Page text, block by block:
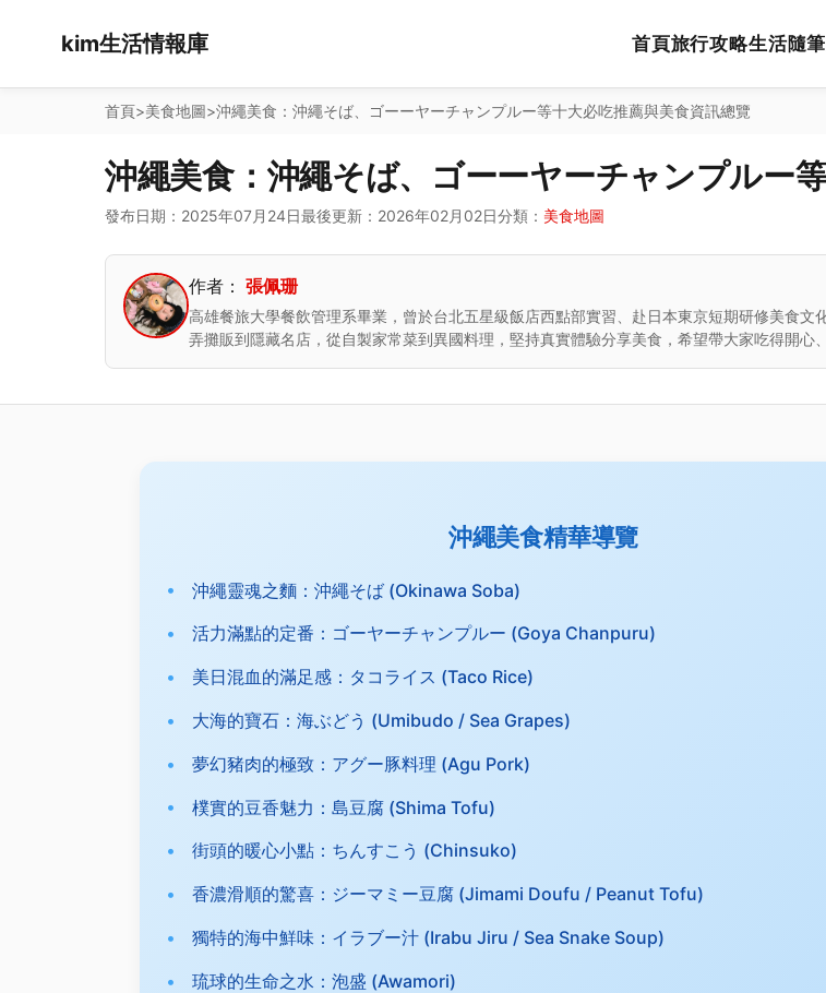
kim生活情報庫 首頁旅行攻略生活隨筆
首頁>美食地圖>沖繩美食：沖繩そば、ゴーーヤーチャンプルー等十大必吃推薦與美食資訊總覽
沖繩美食：沖繩そば、ゴーーヤーチャンプルー
發布日期：2025年07月24日最後更新：2026年02月02日分類： 美食地圖
作者： 張佩珊
高雄餐旅大學餐飲管理系畢業，曾於台北五星級飯店西點部實習、赴日本東京短期研修美食
弄攤販到隱藏名店，從自製家常菜到異國料理，堅持真實體驗分享美食，希望帶大家吃得開心
沖繩美食精華導覽
沖繩靈魂之麵：沖繩そば (Okinawa Soba)
活力滿點的定番：ゴーヤーチャンプルー (Goya Chanpuru)
美日混血的滿足感：タコライス (Taco Rice)
大海的寶石：海ぶどう (Umibudo / Sea Grapes)
夢幻豬肉的極致：アグー豚料理 (Agu Pork)
樸實的豆香魅力：島豆腐 (Shima Tofu)
街頭的暖心小點：ちんすこう (Chinsuko)
香濃滑順的驚喜：ジーマミー豆腐 (Jimami Doufu / Peanut Tofu)
獨特的海中鮮味：イラブー汁 (Irabu Jiru / Sea Snake Soup)
琉球的生命之水：泡盛 (Awamori)